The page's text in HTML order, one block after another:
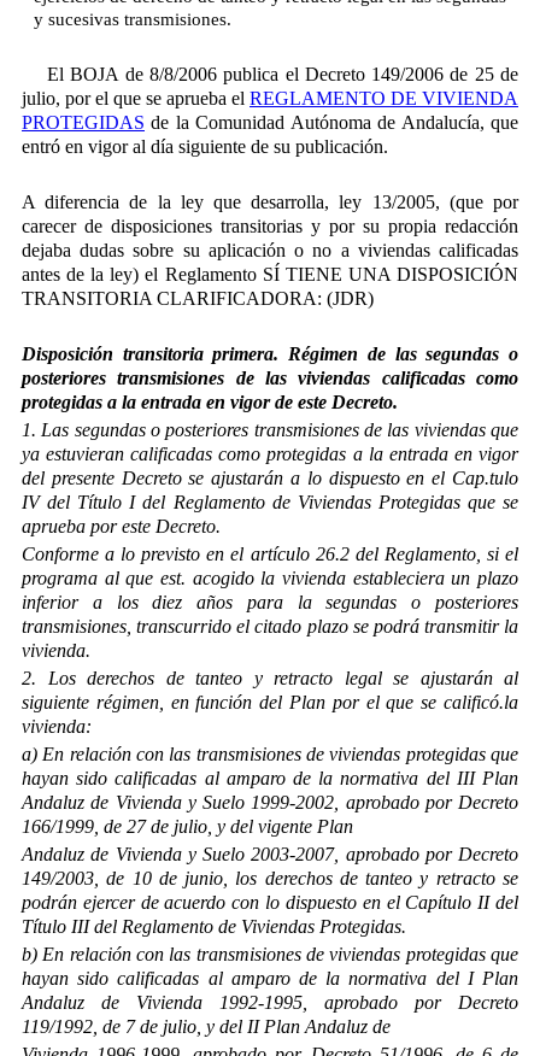
y sucesivas transmisiones.
El BOJA de 8/8/2006 publica el Decreto 149/2006 de 25 de
julio, por el que se aprueba el REGLAMENTO DE VIVIENDA
PROTEGIDAS de la Comunidad Autónoma de Andalucía, que
entró en vigor al día siguiente de su publicación.
A diferencia de la ley que desarrolla, ley 13/2005, (que por
carecer de disposiciones transitorias y por su propia redacción
dejaba dudas sobre su aplicación o no a viviendas calificadas
antes de la ley) el Reglamento SÍ TIENE UNA DISPOSICIÓN
TRANSITORIA CLARIFICADORA: (JDR)
Disposición transitoria primera. Régimen de las segundas o
posteriores transmisiones de las viviendas calificadas como
protegidas a la entrada en vigor de este Decreto.
1. Las segundas o posteriores transmisiones de las viviendas que
ya estuvieran calificadas como protegidas a la entrada en vigor
del presente Decreto se ajustarán a lo dispuesto en el Cap.tulo
IV del Título I del Reglamento de Viviendas Protegidas que se
aprueba por este Decreto.
Conforme a lo previsto en el artículo 26.2 del Reglamento, si el
programa al que est. acogido la vivienda estableciera un plazo
inferior a los diez años para la segundas o posteriores
transmisiones, transcurrido el citado plazo se podrá transmitir la
vivienda.
2. Los derechos de tanteo y retracto legal se ajustarán al
siguiente régimen, en función del Plan por el que se calificó.la
vivienda:
a) En relación con las transmisiones de viviendas protegidas que
hayan sido calificadas al amparo de la normativa del III Plan
Andaluz de Vivienda y Suelo 1999-2002, aprobado por Decreto
166/1999, de 27 de julio, y del vigente Plan
Andaluz de Vivienda y Suelo 2003-2007, aprobado por Decreto
149/2003, de 10 de junio, los derechos de tanteo y retracto se
podrán ejercer de acuerdo con lo dispuesto en el Capítulo II del
Título III del Reglamento de Viviendas Protegidas.
b) En relación con las transmisiones de viviendas protegidas que
hayan sido calificadas al amparo de la normativa del I Plan
Andaluz de Vivienda 1992-1995, aprobado por Decreto
119/1992, de 7 de julio, y del II Plan Andaluz de